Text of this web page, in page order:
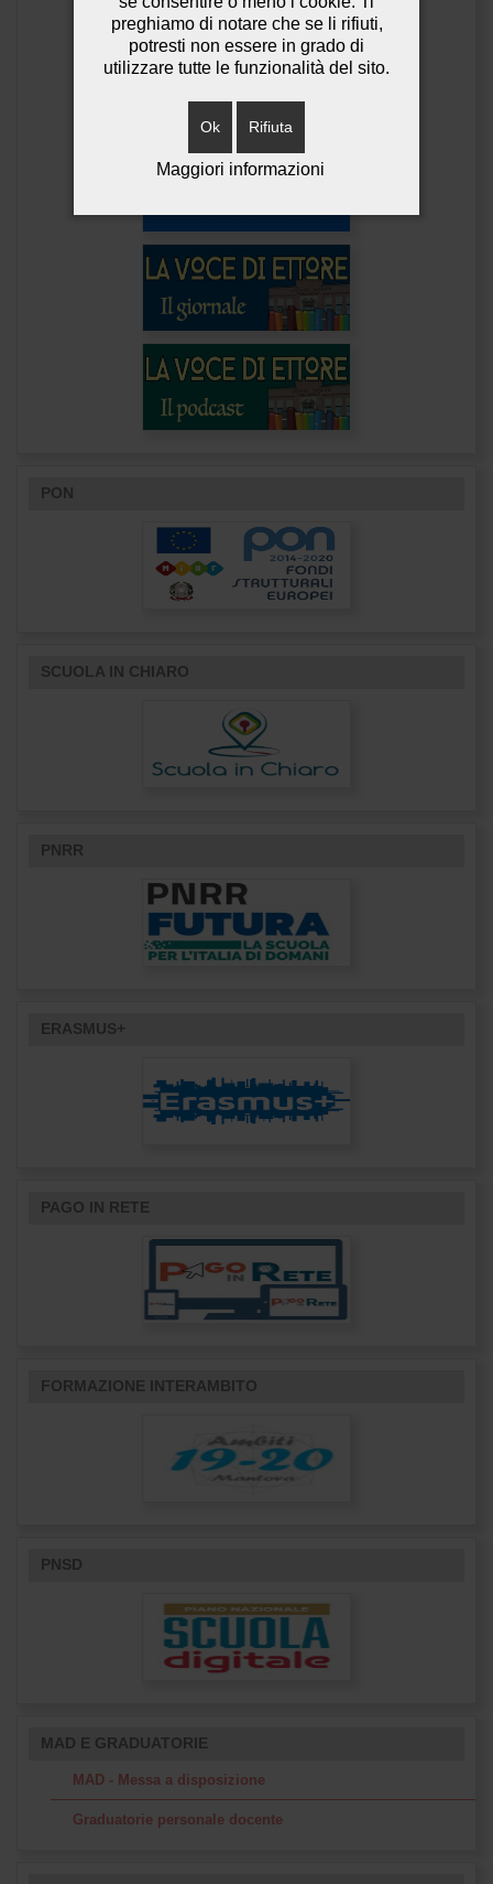
PON
SCUOLA IN CHIARO
PNRR
ERASMUS+
PAGO IN RETE
FORMAZIONE INTERAMBITO
PNSD
MAD E GRADUATORIE
MAD - Messa a disposizione
Graduatorie personale docente
preghiamo di notare che se li rifiuti,
potresti non essere in grado di
utilizzare tutte le funzionalità del sito.
Ok Rifiuta
Maggiori informazioni